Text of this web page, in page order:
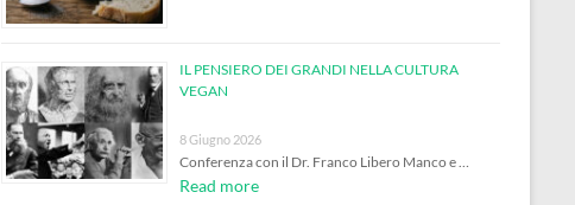
IL PENSIERO DEI GRANDI NELLA CULTURA
VEGAN
8 Giugno 2026
Conferenza con il Dr. Franco Libero Manco e …
Read more